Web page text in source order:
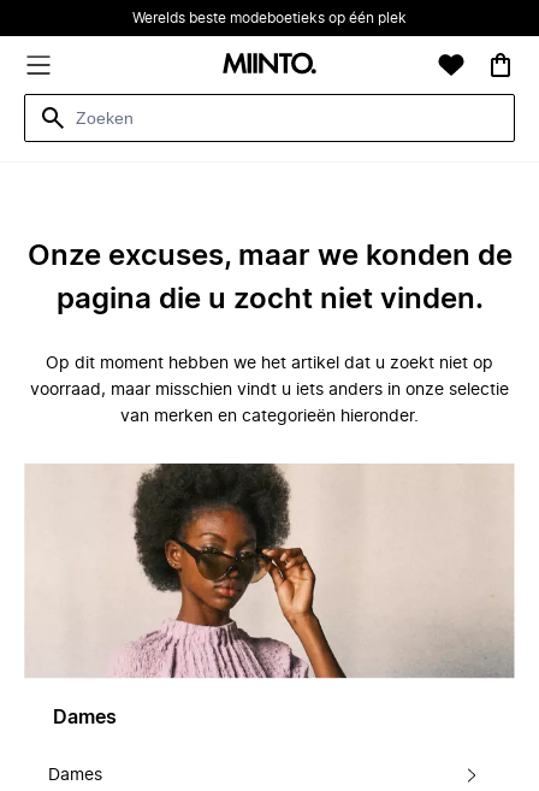
Werelds beste modeboetieks op één plek
Onze excuses, maar we konden de
pagina die u zocht niet vinden.
Op dit moment hebben we het artikel dat u zoekt niet op
voorraad, maar misschien vindt u iets anders in onze selectie
van merken en categorieën hieronder.
Dames
Dames